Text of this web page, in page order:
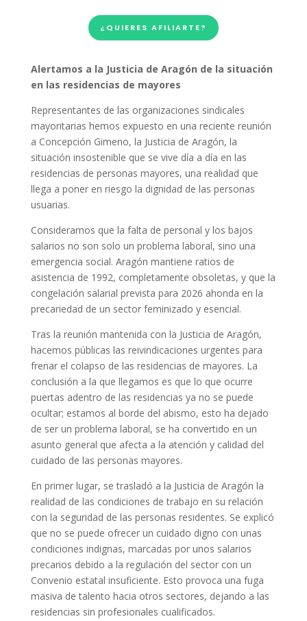
¿QUIERES AFILIARTE?
Alertamos a la Justicia de Aragón de la situación
en las residencias de mayores
Representantes de las organizaciones sindicales
mayoritarias hemos expuesto en una reciente reunión
a Concepción Gimeno, la Justicia de Aragón, la
situación insostenible que se vive día a día en las
residencias de personas mayores, una realidad que
llega a poner en riesgo la dignidad de las personas
usuarias.
Consideramos que la falta de personal y los bajos
salarios no son solo un problema laboral, sino una
emergencia social. Aragón mantiene ratios de
asistencia de 1992, completamente obsoletas, y que la
congelación salarial prevista para 2026 ahonda en la
precariedad de un sector feminizado y esencial.
Tras la reunión mantenida con la Justicia de Aragón,
hacemos públicas las reivindicaciones urgentes para
frenar el colapso de las residencias de mayores. La
conclusión a la que llegamos es que lo que ocurre
puertas adentro de las residencias ya no se puede
ocultar; estamos al borde del abismo, esto ha dejado
de ser un problema laboral, se ha convertido en un
asunto general que afecta a la atención y calidad del
cuidado de las personas mayores.
En primer lugar, se trasladó a la Justicia de Aragón la
realidad de las condiciones de trabajo en su relación
con la seguridad de las personas residentes. Se explicó
que no se puede ofrecer un cuidado digno con unas
condiciones indignas, marcadas por unos salarios
precarios debido a la regulación del sector con un
Convenio estatal insuficiente. Esto provoca una fuga
masiva de talento hacia otros sectores, dejando a las
residencias sin profesionales cualificados.